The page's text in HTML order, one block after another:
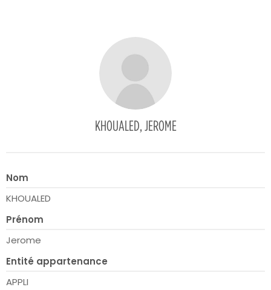
KHOUALED, JEROME
Nom
KHOUALED
Prénom
Jerome
Entité appartenance
APPLI